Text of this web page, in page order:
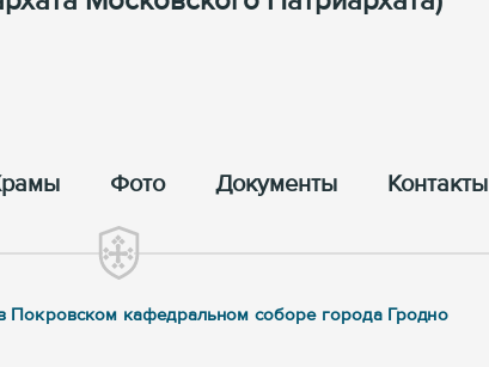
Фото Документы Контакты
Покровском кафедральном соборе города Гродно